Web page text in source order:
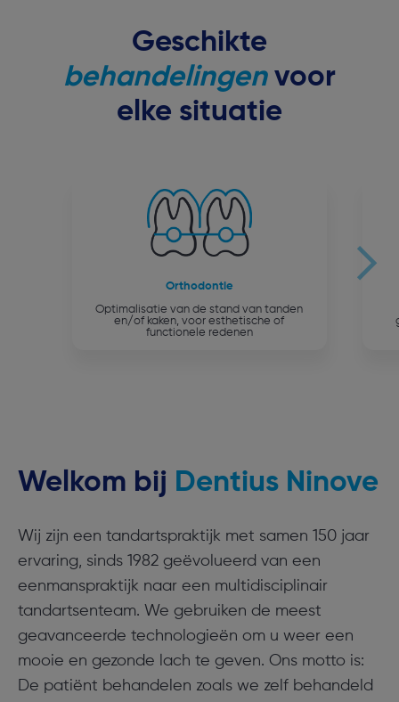
Geschikte
behandelingen voor
elke situatie
Orthodontie
Optimalisatie van de stand van tanden
en/of kaken, voor esthetische of
functionele redenen
Welkom bij Dentius Ninove
Wij zijn een tandartspraktijk met samen 150 jaar
ervaring, sinds 1982 geëvolueerd van een
eenmanspraktijk naar een multidisciplinair
tandartsenteam. We gebruiken de meest
geavanceerde technologieën om u weer een
mooie en gezonde lach te geven. Ons motto is:
De patiënt behandelen zoals we zelf behandeld